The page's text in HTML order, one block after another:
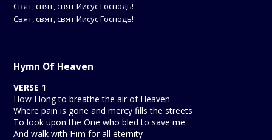
Свят, свят, свят Иисус Господь!
Свят, свят, свят Иисус Господь!
Hymn Of Heaven
VERSE 1
How I long to breathe the air of Heaven
Where pain is gone and mercy fills the streets
To look upon the One who bled to save me
And walk with Him for all eternity